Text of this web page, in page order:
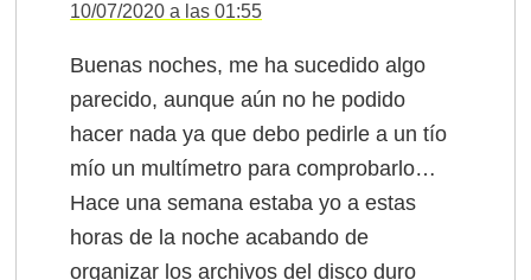
10/07/2020 a las 01:55
Buenas noches, me ha sucedido algo
parecido, aunque aún no he podido
hacer nada ya que debo pedirle a un tío
mío un multímetro para comprobarlo…
Hace una semana estaba yo a estas
horas de la noche acabando de
organizar los archivos del disco duro